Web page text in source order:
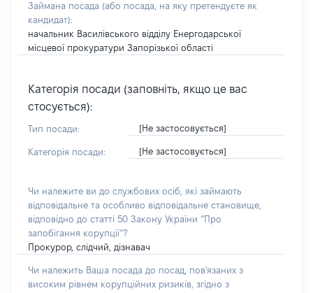
Займана посада (або посада, на яку претендуєте як
кандидат):
начальник Василівського відділу Енергодарської
місцевої прокуратури Запорізької області
Категорія посади (заповніть, якщо це вас
стосується):
Тип посади: [Не застосовується]
Категорія посади: [Не застосовується]
Чи належите ви до службових осіб, які займають
відповідальне та особливо відповідальне становище,
відповідно до статті 50 Закону України “Про
запобігання корупції”?
Прокурор, слідчий, дізнавач
Чи належить Ваша посада до посад, пов'язаних з
високим рівнем корупційних ризиків, згідно з